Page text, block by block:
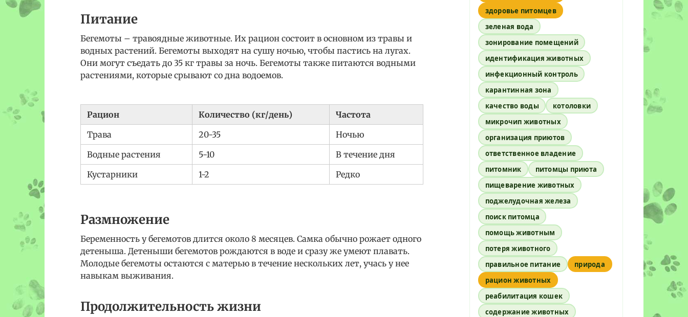
Питание
Бегемоты – травоядные животные. Их рацион состоит в основном из травы и
водных растений. Бегемоты выходят на сушу ночью, чтобы пастись на лугах.
Они могут съедать до 35 кг травы за ночь. Бегемоты также питаются водными
растениями, которые срывают со дна водоемов.
Рацион Количество (кг/день)
Частота
Трава
20-35
Ночью
Водные растения
5-10
В течение дня
Кустарники
1-2 Редко
Размножение
Беременность у бегемотов длится около 8 месяцев. Самка обычно рожает одного
детеныша. Детеныши бегемотов рождаются в воде и сразу же умеют плавать.
Молодые бегемоты остаются с матерью в течение нескольких лет, учась у нее
навыкам выживания.
Продолжительность жизни
здоровье питомцев
зеленая вода
зонирование помещений
идентификация животных
инфекционный контроль
карантинная зона
качество воды
котоловки
микрочип животных
организация приютов
ответственное владение
питомник
питомцы приюта
пищеварение животных
поджелудочная железа
поиск питомца
помощь животным
потеря животного
правильное питание
природа
рацион животных
реабилитация кошек
содержание животных